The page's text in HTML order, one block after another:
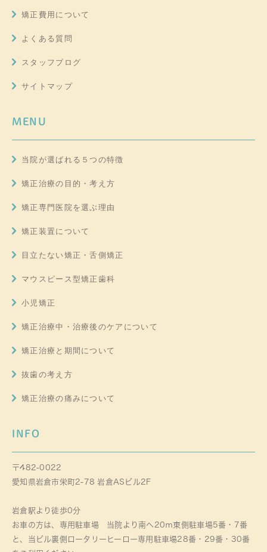
矯正費用について
よくある質問
スタッフブログ
サイトマップ
MENU
当院が選ばれる５つの特徴
矯正治療の目的・考え方
矯正専門医院を選ぶ理由
矯正装置について
目立たない矯正・舌側矯正
マウスピース型矯正歯科
小児矯正
矯正治療中・治療後のケアについて
矯正治療と期間について
抜歯の考え方
矯正治療の痛みについて
INFO
〒482-0022
愛知県岩倉市栄町2-78 岩倉ASビル2F
岩倉駅より徒歩0分
お車の方は、専用駐車場 当院より南へ20ｍ東側駐車場5番・7番
と、当ビル裏側ロータリーヒーロー専用駐車場28番・29番・30番